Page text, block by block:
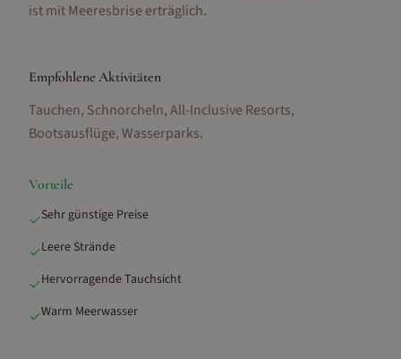
ist mit Meeresbrise erträglich.
Empfohlene Aktivitäten
Tauchen, Schnorcheln, All-Inclusive Resorts,
Bootsausflüge, Wasserparks.
Vorteile
✓Sehr günstige Preise
✓Leere Strände
✓Hervorragende Tauchsicht
✓Warm Meerwasser